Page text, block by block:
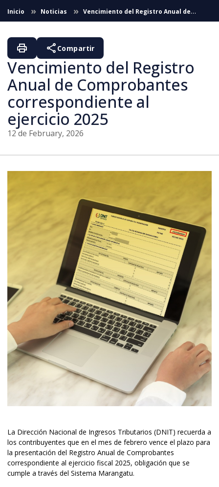
Skip to Main Content
Inicio Noticias
Vencimiento del Registro Anual de
Comprobantes correspondiente al ejercicio 2025
Vencimiento del Registro
Anual de Comprobantes
correspondiente al
ejercicio 2025
12 de February, 2026
print share Compartir
La Dirección Nacional de Ingresos Tributarios (DNIT) recuerda a
los contribuyentes que en el mes de febrero vence el plazo para
la presentación del Registro Anual de Comprobantes
correspondiente al ejercicio fiscal 2025, obligación que se
cumple a través del Sistema Marangatu.